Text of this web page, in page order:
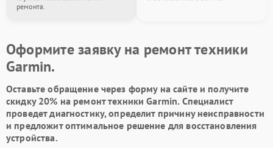
ремонта.
Оформите заявку на ремонт техники
Garmin.
Оставьте обращение через форму на сайте и получите
скидку 20% на ремонт техники Garmin. Специалист
проведет диагностику, определит причину неисправности
и предложит оптимальное решение для восстановления
устройства.